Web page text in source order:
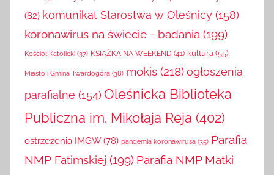
(82) komunikat Starostwa w Oleśnicy (158)
koronawirus na świecie - badania (199)
Kościół Katolicki (37) KSIĄŻKA NA WEEKEND (41) kultura (55)
Miasto i Gmina Twardogóra (38) mokis (218)ogłoszenia
parafialne (154) Oleśnicka Biblioteka
Publiczna im. Mikołaja Reja (402)
ostrzeżenia IMGW (78) pandemia koronawirusa (35) Parafia
NMP Fatimskiej (199) Parafia NMP Matki